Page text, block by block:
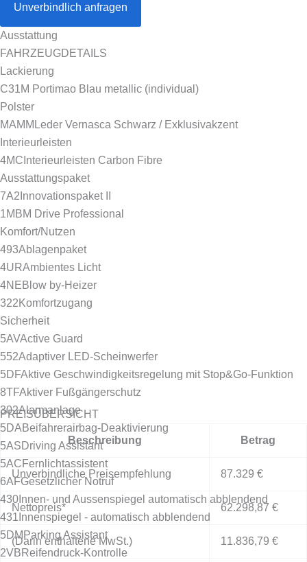
Unverbindlich anfragen
Ausstattung
FAHRZEUGDETAILS
Lackierung
C31M Portimao Blau metallic (individual)
Polster
MAMM Leder Vernasca Schwarz / Exklusivakzent
Interieurleisten
4MC Interieurleisten Carbon Fibre
Ausstattungspaket
7A2 Innovationspaket II
1MBM Drive Professional
Komfort/Nutzen
493Ablagenpaket
4URAmbientes Licht
4NE Blow by-Heizer
322 Komfortzugang
Sicherheit
5AVActive Guard
552Adaptiver LED-Scheinwerfer
5DFAktive Geschwindigkeitsregelung mit Stop&Go-Funktion
8TFAktiver Fußgängerschutz
302Alarmanlage
5DA Beifahrerairbag-Deaktivierung
5AS Driving Assistant
5AC Fernlichtassistent
6AFGesetzlicher Notruf
430 Innen- und Aussenspiegel automatisch abblendend
431 Innenspiegel - automatisch abblendend
5DM Parking Assistant
2VB Reifendruck-Kontrolle
PREISÜBERSICHT
Beschreibung Betrag
Unverbindliche Preisempfehlung 87.329 €
Nettopreis* 62.298,87 €
(Darin enthaltene MwSt.) 11.836,79 €